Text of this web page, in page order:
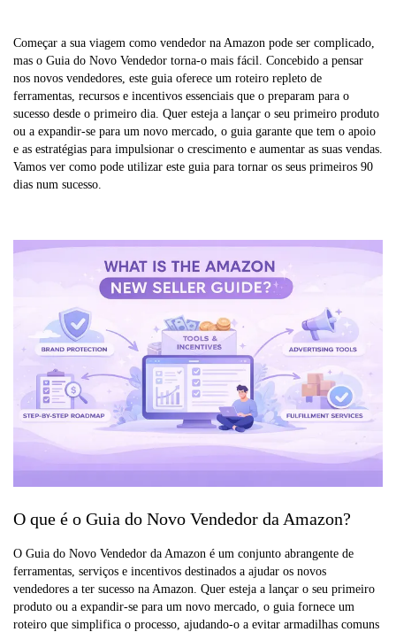
Começar a sua viagem como vendedor na Amazon pode ser complicado,
mas o Guia do Novo Vendedor torna-o mais fácil. Concebido a pensar
nos novos vendedores, este guia oferece um roteiro repleto de
ferramentas, recursos e incentivos essenciais que o preparam para o
sucesso desde o primeiro dia. Quer esteja a lançar o seu primeiro produto
ou a expandir-se para um novo mercado, o guia garante que tem o apoio
e as estratégias para impulsionar o crescimento e aumentar as suas vendas.
Vamos ver como pode utilizar este guia para tornar os seus primeiros 90
dias num sucesso.
O que é o Guia do Novo Vendedor da Amazon?
O Guia do Novo Vendedor da Amazon é um conjunto abrangente de
ferramentas, serviços e incentivos destinados a ajudar os novos
vendedores a ter sucesso na Amazon. Quer esteja a lançar o seu primeiro
produto ou a expandir-se para um novo mercado, o guia fornece um
roteiro que simplifica o processo, ajudando-o a evitar armadilhas comuns